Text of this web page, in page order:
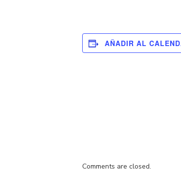
AÑADIR AL
Comments are closed.